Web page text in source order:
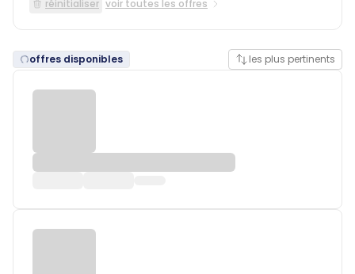
réinitialiser voir toutes les offres
offres disponibles les plus pertinents